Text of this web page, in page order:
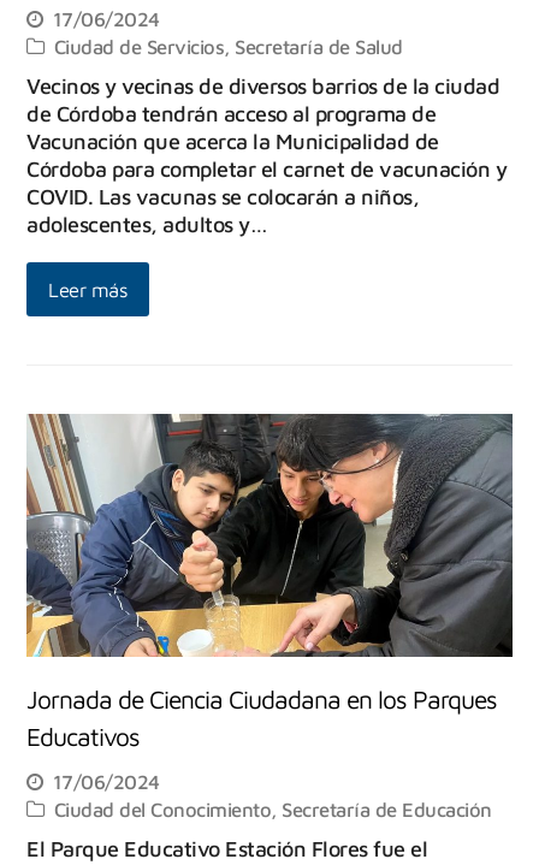
17/06/2024
Ciudad de Servicios, Secretaría de Salud
Vecinos y vecinas de diversos barrios de la ciudad
de Córdoba tendrán acceso al programa de
Vacunación que acerca la Municipalidad de
Córdoba para completar el carnet de vacunación y
COVID. Las vacunas se colocarán a niños,
adolescentes, adultos y…
Leer más
Jornada de Ciencia Ciudadana en los Parques
Educativos
17/06/2024
Ciudad del Conocimiento, Secretaría de Educación
El Parque Educativo Estación Flores fue el